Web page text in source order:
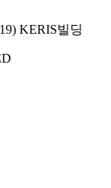
KERIS빌딩